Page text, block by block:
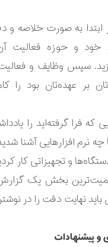
به صورت خلاصه و
خود و حوزه فعالیت
سپس وظایف و
بر عهده‌تان بود را
فرا گرفته‌اید را
نرم افزارهایی آشنا شدید
و تجهیزاتی کار
بخش یک
نهایت دقت را در